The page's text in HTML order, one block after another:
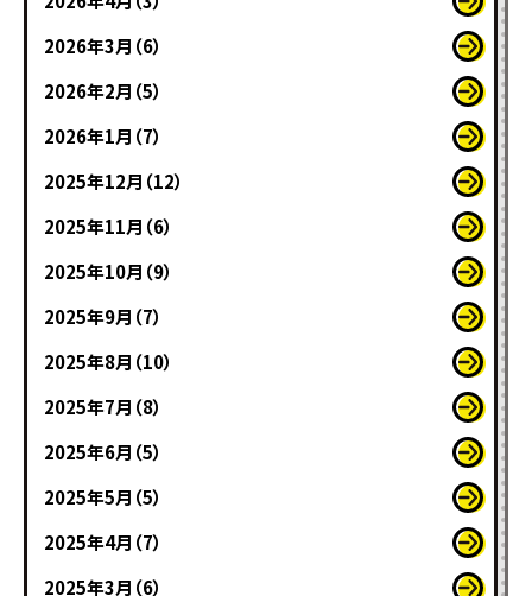
2026年3月（6）
2026年2月（5）
2026年1月（7）
2025年12月（12）
2025年11月（6）
2025年10月（9）
2025年9月（7）
2025年8月（10）
2025年7月（8）
2025年6月（5）
2025年5月（5）
2025年4月（7）
2025年3月（6）